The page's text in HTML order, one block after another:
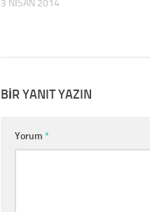
3 NISAN 2014
BIR YANIT YAZIN
Yorum *